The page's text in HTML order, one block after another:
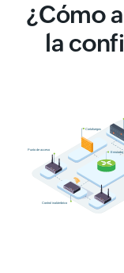
¿Cómo
la